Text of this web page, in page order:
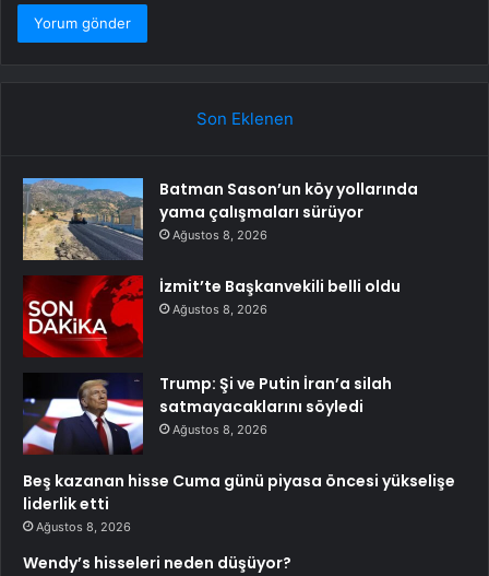
Son Eklenen
Batman Sason’un köy yollarında
yama çalışmaları sürüyor
Ağustos 8, 2026
İzmit’te Başkanvekili belli oldu
Ağustos 8, 2026
Trump: Şi ve Putin İran’a silah
satmayacaklarını söyledi
Ağustos 8, 2026
Beş kazanan hisse Cuma günü piyasa öncesi yükselişe
liderlik etti
Ağustos 8, 2026
Wendy’s hisseleri neden düşüyor?